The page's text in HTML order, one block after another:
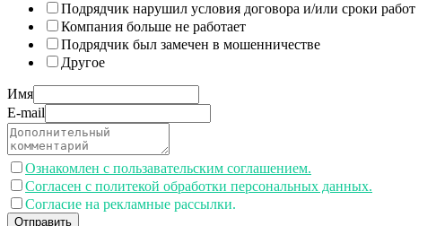
Подрядчик нарушил условия договора и/или сроки работ
Компания больше не работает
Подрядчик был замечен в мошенничестве
Другое
Имя
E-mail
Ознакомлен с пользавательским соглашением.
Согласен с политекой обработки персональных данных.
Согласие на рекламные рассылки.
Отправить